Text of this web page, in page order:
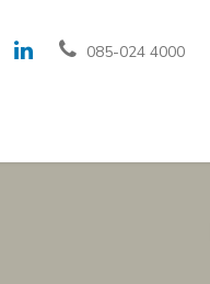
085-024 4000